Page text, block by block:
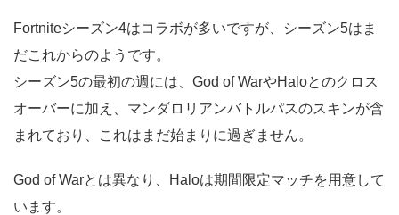
Fortniteシーズン4はコラボが多いですが、シーズン5はま
だこれからのようです。
シーズン5の最初の週には、God of WarやHaloとのクロス
オーバーに加え、マンダロリアンバトルパスのスキンが含
まれており、これはまだ始まりに過ぎません。
God of Warとは異なり、Haloは期間限定マッチを用意して
います。